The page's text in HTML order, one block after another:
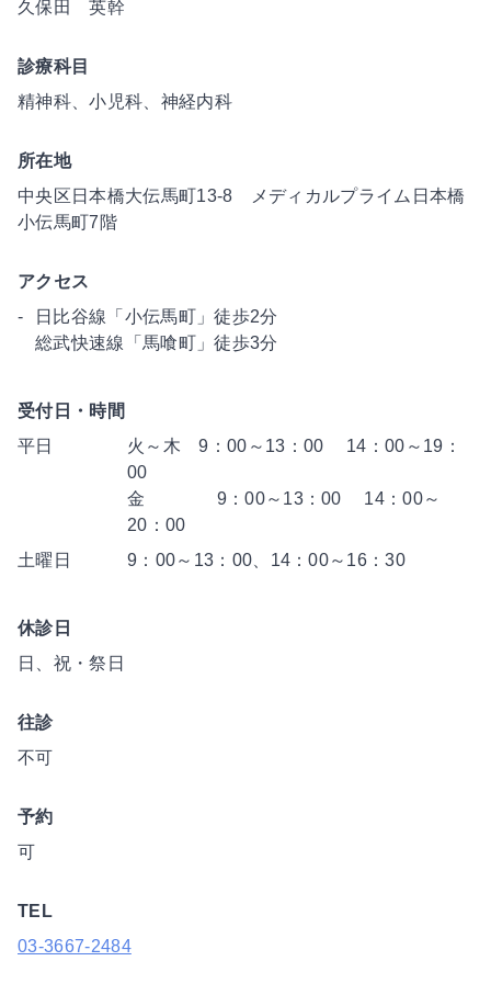
久保田 英幹
診療科目
精神科、小児科、神経内科
所在地
中央区日本橋大伝馬町13-8 メディカルプライム日本橋
小伝馬町7階
アクセス
日比谷線「小伝馬町」徒歩2分
総武快速線「馬喰町」徒歩3分
受付日・時間
平日
火～木 9：00～13：00 14：00～19：
00
金 9：00～13：00 14：00～
20：00
土曜日
9：00～13：00、14：00～16：30
休診日
日、祝・祭日
往診
不可
予約
可
TEL
03-3667-2484